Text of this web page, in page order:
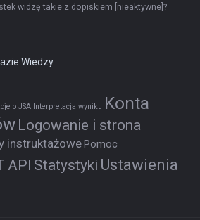
widzę takie z dopiskiem [nieaktywne]?
Wiedzy
o JSA Interpretacja wyniku Konta
Logowanie i strona
instruktażowe Pomoc
API Statystyki Ustawienia